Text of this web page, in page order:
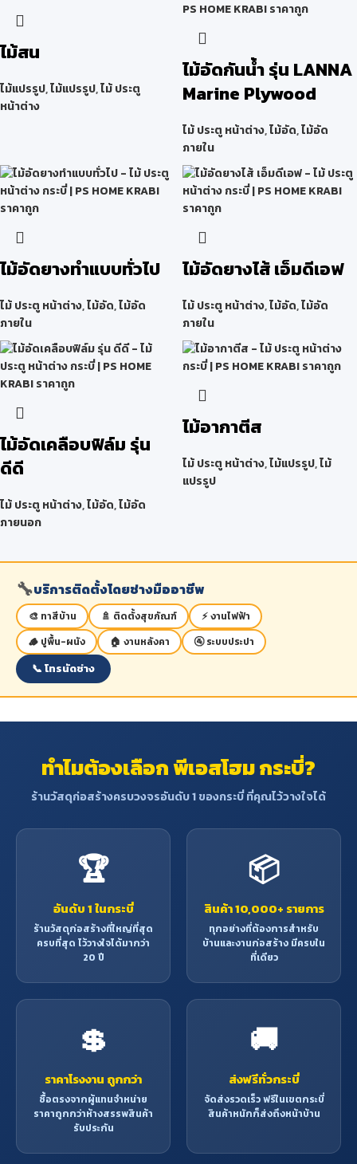
ไม้สน
ไม้แปรรูป,ไม้แปรรูป,ไม้ ประตู
หน้าต่าง
ไม้อัดกันน้ำ รุ่น LANNA
Marine Plywood
ไม้ ประตู หน้าต่าง,ไม้อัด,ไม้อัด
ภายใน
ไม้อัดยางทำแบบทั่วไป
ไม้ ประตู หน้าต่าง,ไม้อัด,ไม้อัด
ภายใน
ไม้อัดยางไส้ เอ็มดีเอฟ
ไม้ ประตู หน้าต่าง,ไม้อัด,ไม้อัด
ภายใน
ไม้อัดเคลือบฟิล์ม รุ่น
ดีดี
ไม้ ประตู หน้าต่าง,ไม้อัด,ไม้อัด
ภายนอก
ไม้อากาตีส
ไม้ ประตู หน้าต่าง,ไม้แปรรูป,ไม้
แปรรูป
🔧บริการติดตั้งโดยช่างมืออาชีพ
🎨 ทาสีบ้าน 🚿 ติดตั้งสุขภัณฑ์
⚡ งานไฟฟ้า
🪵 ปูพื้น-ผนัง
🏠 งานหลังคา 🚰 ระบบประปา
📞 โทรนัดช่าง
ทำไมต้องเลือก พีเอสโฮม กระบี่?
ร้านวัสดุก่อสร้างครบวงจรอันดับ 1 ของกระบี่ ที่คุณไว้วางใจได้
🏆
อันดับ 1 ในกระบี่
ร้านวัสดุก่อสร้างที่ใหญ่ที่สุด
ครบที่สุด ไว้วางใจได้มากว่า
20 ปี
📦
สินค้า 10,000+ รายการ
ทุกอย่างที่ต้องการสำหรับ
บ้านและงานก่อสร้าง มีครบใน
ที่เดียว
💲
ราคาโรงงาน ถูกกว่า
ซื้อตรงจากผู้แทนจำหน่าย
ราคาถูกกว่าห้างสรรพสินค้า
รับประกัน
🚚
ส่งฟรีทั่วกระบี่
จัดส่งรวดเร็ว ฟรีในเขตกระบี่
สินค้าหนักก็ส่งถึงหน้าบ้าน